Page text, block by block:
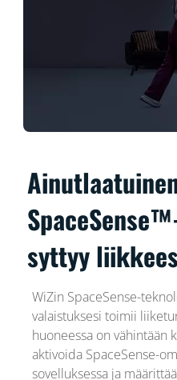
syttyy
WiZin SpaceSense-
valaistuksesi toimii
huoneessa on vähintään
aktivoida SpaceSense-
sovelluksessa ja